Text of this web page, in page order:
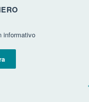
informativo